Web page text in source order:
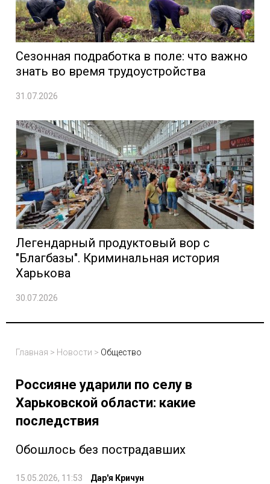
Сезонная подработка в поле: что важно
знать во время трудоустройства
31.07.2026
Легендарный продуктовый вор с
"Благбазы". Криминальная история
Харькова
30.07.2026
Главная > Новости > Общество
Россияне ударили по селу в
Харьковской области: какие
последствия
Обошлось без пострадавших
15.05.2026, 11:53 Дар'я Кричун